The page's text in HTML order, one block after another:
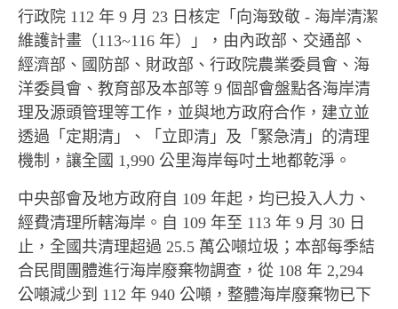
行政院 112 年 9 月 23 日核定「向海致敬 - 海岸清潔
維護計畫（113~116 年）」，由內政部、交通部、
經濟部、國防部、財政部、行政院農業委員會、海
洋委員會、教育部及本部等 9 個部會盤點各海岸清
理及源頭管理等工作，並與地方政府合作，建立並
透過「定期清」、「立即清」及「緊急清」的清理
機制，讓全國 1,990 公里海岸每吋土地都乾淨。
中央部會及地方政府自 109 年起，均已投入人力、
經費清理所轄海岸。自 109 年至 113 年 9 月 30 日
止，全國共清理超過 25.5 萬公噸垃圾；本部每季結
合民間團體進行海岸廢棄物調查，從 108 年 2,294
公噸減少到 112 年 940 公噸，整體海岸廢棄物已下